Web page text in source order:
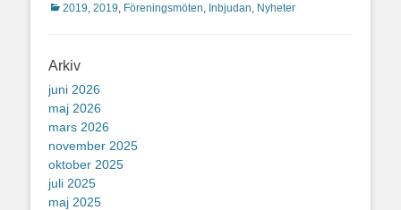
Kategorier
2019, 2019, Föreningsmöten, Inbjudan, Nyheter
Arkiv
juni 2026
maj 2026
mars 2026
november 2025
oktober 2025
juli 2025
maj 2025